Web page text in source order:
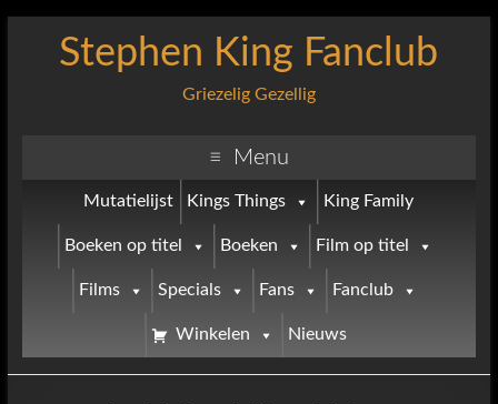
Stephen King Fanclub
Griezelig Gezellig
Menu
Mutatielijst Kings Things King Family
Boeken op titel Boeken Film op titel
Films Specials Fans Fanclub
Winkelen Nieuws